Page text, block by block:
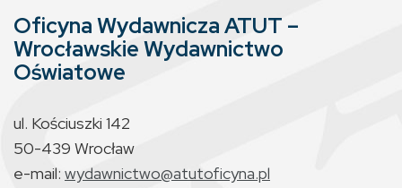
Oficyna Wydawnicza ATUT –
Wrocławskie Wydawnictwo
Oświatowe
ul. Kościuszki 142
50-439 Wrocław
e-mail: wydawnictwo@atutoficyna.pl